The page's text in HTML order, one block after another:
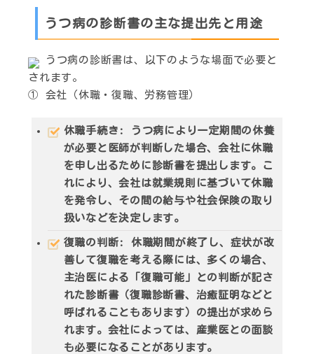
うつ病の診断書の主な提出先と用途
うつ病の診断書は、以下のような場面で必要と
されます。
① 会社（休職・復職、労務管理）
休職手続き : うつ病により一定期間の休養
が必要と医師が判断した場合、会社に休職
を申し出るために診断書を提出します。こ
れにより、会社は就業規則に基づいて休職
を発令し、その間の給与や社会保険の取り
扱いなどを決定します。
復職の判断 : 休職期間が終了し、症状が改
善して復職を考える際には、多くの場合、
主治医による「復職可能」との判断が記さ
れた診断書（復職診断書、治癒証明などと
呼ばれることもあります）の提出が求めら
れます。会社によっては、産業医との面談
も必要になることがあります。